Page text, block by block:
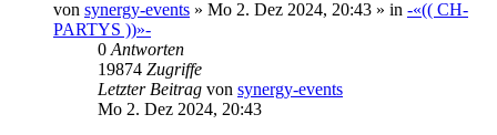
von synergy-events » Mo 2. Dez 2024, 20:43 » in -«(( CH-
PARTYS ))»-
0 Antworten
19874 Zugriffe
Letzter Beitrag von synergy-events
Mo 2. Dez 2024, 20:43